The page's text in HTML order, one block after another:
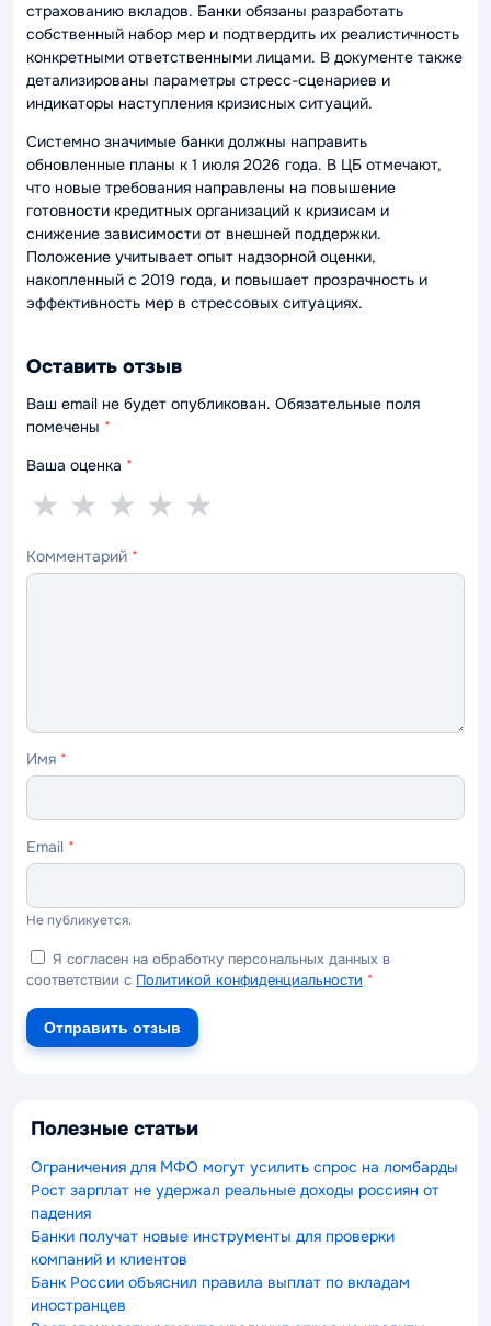
страхованию вкладов. Банки обязаны разработать
собственный набор мер и подтвердить их реалистичность
конкретными ответственными лицами. В документе также
детализированы параметры стресс-сценариев и
индикаторы наступления кризисных ситуаций.
Системно значимые банки должны направить
обновленные планы к 1 июля 2026 года. В ЦБ отмечают,
что новые требования направлены на повышение
готовности кредитных организаций к кризисам и
снижение зависимости от внешней поддержки.
Положение учитывает опыт надзорной оценки,
накопленный с 2019 года, и повышает прозрачность и
эффективность мер в стрессовых ситуациях.
Оставить отзыв
Ваш email не будет опубликован. Обязательные поля
помечены *
Ваша оценка *
5
—
★
4
—
★
3
—
★
2
—
★
1
—
★
Комментарий *
Имя *
Email *
Не публикуется.
Я согласен на обработку персональных данных в
соответствии с Политикой конфиденциальности *
Отправить отзыв
Полезные статьи
Ограничения для МФО могут усилить спрос на ломбарды
Рост зарплат не удержал реальные доходы россиян от
падения
Банки получат новые инструменты для проверки
компаний и клиентов
Банк России объяснил правила выплат по вкладам
иностранцев